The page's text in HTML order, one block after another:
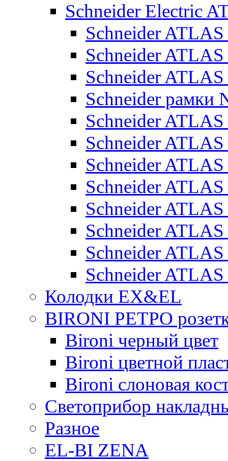
Schneider Electric
Schneider
Schneider
Schneider
Schneider рамки
Schneider
Schneider
Schneider
Schneider
Schneider
Schneider
Schneider
Schneider
Колодки EX&EL
BIRONI РЕТРО
Bironi черный цвет
Bironi цветной
Bironi слоновая
Светоприбор
Разное
EL-BI ZENA